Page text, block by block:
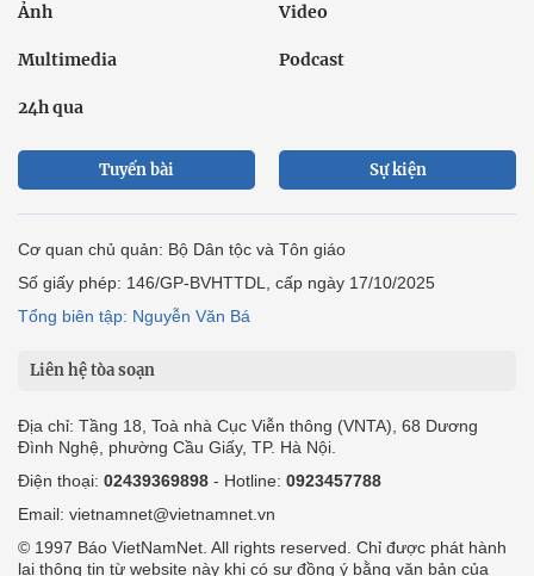
Ảnh Video
Multimedia Podcast
24h qua
Tuyến bài Sự kiện
Cơ quan chủ quản: Bộ Dân tộc và Tôn giáo
Số giấy phép: 146/GP-BVHTTDL, cấp ngày 17/10/2025
Tổng biên tập: Nguyễn Văn Bá
Liên hệ tòa soạn
Địa chỉ: Tầng 18, Toà nhà Cục Viễn thông (VNTA), 68 Dương
Đình Nghệ, phường Cầu Giấy, TP. Hà Nội.
Điện thoại: 02439369898 - Hotline: 0923457788
Email: vietnamnet@vietnamnet.vn
© 1997 Báo VietNamNet. All rights reserved. Chỉ được phát hành
lại thông tin từ website này khi có sự đồng ý bằng văn bản của